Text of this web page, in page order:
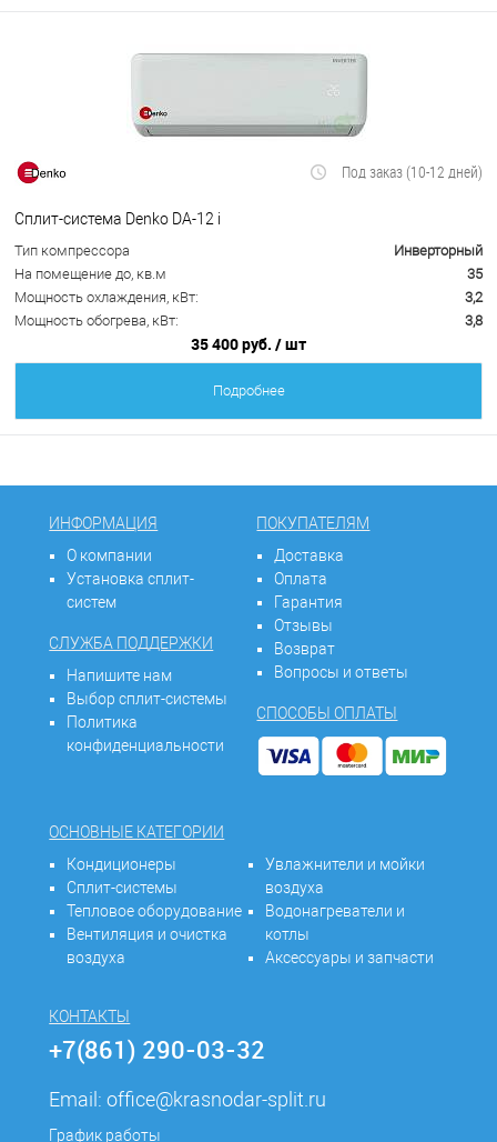
Под заказ (10-12 дней)
Сплит-система Denko DA-12 i
Тип компрессора
Инверторный
На помещение до, кв.м
35
Мощность охлаждения, кВт:
3,2
Мощность обогрева, кВт:
3,8
35 400 руб. / шт
Подробнее
ИНФОРМАЦИЯ
О компании
Установка сплит-
систем
СЛУЖБА ПОДДЕРЖКИ
Напишите нам
Выбор сплит-системы
Политика
конфиденциальности
ПОКУПАТЕЛЯМ
Доставка
Оплата
Гарантия
Отзывы
Возврат
Вопросы и ответы
СПОСОБЫ ОПЛАТЫ
ОСНОВНЫЕ КАТЕГОРИИ
Кондиционеры
Сплит-системы
Тепловое оборудование
Вентиляция и очистка
воздуха
Увлажнители и мойки
воздуха
Водонагреватели и
котлы
Аксессуары и запчасти
КОНТАКТЫ
+7(861) 290-03-32
Email:office@krasnodar-split.ru
График работы